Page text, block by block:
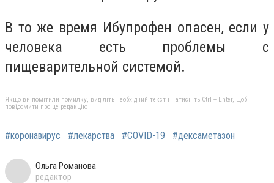
В то же время Ибупрофен опасен, если у
человека есть проблемы с
пищеварительной системой.
Якщо ви помітили помилку, виділіть необхідний текст і натисніть Ctrl + Enter, щоб
повідомити про це редакцію
#коронавирус #лекарства #COVID-19 #дексаметазон
Ольга Романова
редактор